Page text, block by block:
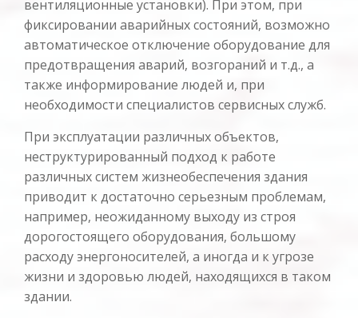
вентиляционные установки). При этом, при
фиксировании аварийных состояний, возможно
автоматическое отключение оборудование для
предотвращения аварий, возгораний и т.д., а
также информирование людей и, при
необходимости специалистов сервисных служб.
При эксплуатации различных объектов,
неструктурированный подход к работе
различных систем жизнеобеспечения здания
приводит к достаточно серьезным проблемам,
например, неожиданному выходу из строя
дорогостоящего оборудования, большому
расходу энергоносителей, а иногда и к угрозе
жизни и здоровью людей, находящихся в таком
здании.